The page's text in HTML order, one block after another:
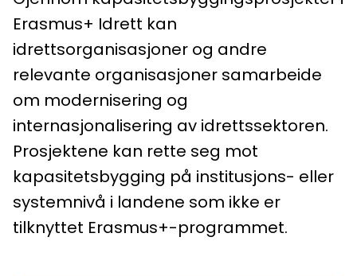
Erasmus+ Idrett kan
idrettsorganisasjoner og andre
relevante organisasjoner samarbeide
om modernisering og
internasjonalisering av idrettssektoren.
Prosjektene kan rette seg mot
kapasitetsbygging på institusjons- eller
systemnivå i landene som ikke er
tilknyttet Erasmus+-programmet.